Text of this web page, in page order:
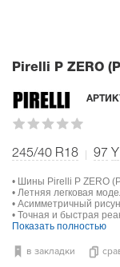
Pirelli P ZERO
245/40 R18 97 Y
• Шины Pirelli P ZERO
• Летняя легковая
• Асимметричный
• Точная и быстрая
Показать полностью
в закладки